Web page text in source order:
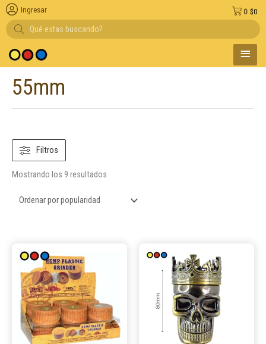
Búsqueda
de
productos
Entregas en el
$0
0
Ingresar
MENÚ
55mm
Filtros
Mostrando los 9 resultados
variantes.
Las
opciones